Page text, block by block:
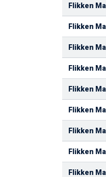
Flikken
Flikken
Flikken
Flikken
Flikken
Flikken
Flikken
Flikken
Flikken